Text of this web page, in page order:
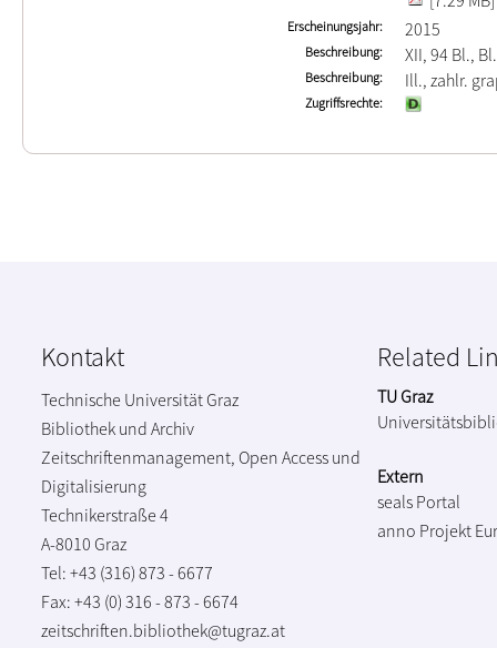
Erscheinungsjahr 2015
Beschreibung XII, 94 Bl.,
Beschreibung Ill., zahlr.
Zugriffsrechte
Kontakt
Technische Universität Graz
Bibliothek und Archiv
Zeitschriftenmanagement, Open Access und
Digitalisierung
Technikerstraße 4
A-8010 Graz
Tel: +43 (316) 873 - 6677
Fax: +43 (0) 316 - 873 - 6674
zeitschriften.bibliothek@tugraz.at
Related
TU Graz
Extern
seals Portal
anno Projekt